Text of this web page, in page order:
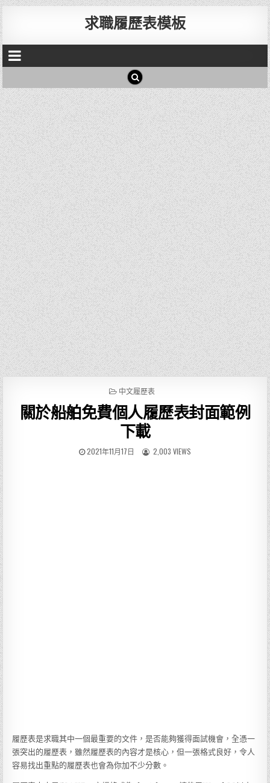
求職履歷表模板
P
S
T
I
中文履歷表
關於船舶免費個人履歷表封面範例
下載
2021年11月17日 2,003 VIEWS
履歷表是求職其中一個最重要的文件，是否能夠獲得面試機會，全憑一
張突出的履歷表，雖然履歷表的內容才是核心，但一張格式良好，令人
容易找出重點的履歷表也會為你加不少分數。